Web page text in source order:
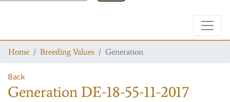
Home Breeding Values Generation
Back
Generation DE-18-55-11-2017